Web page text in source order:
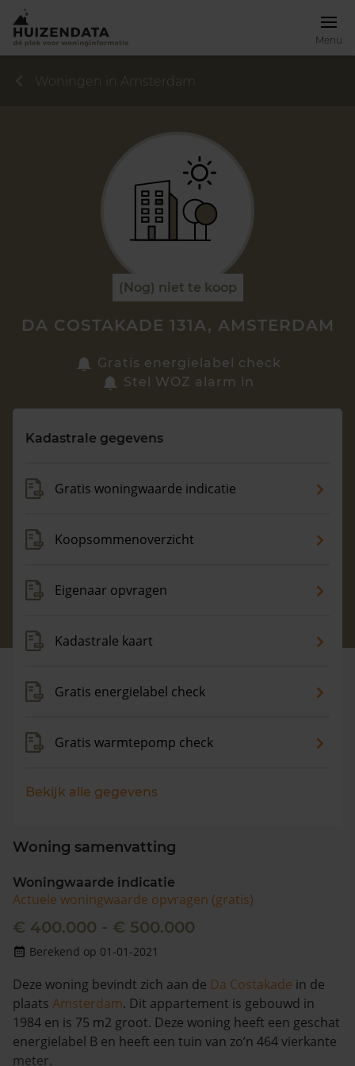
Menu
Zoek een woning
Maandag t/m vrijdag - 08:00 -18:00
Woningen in Amsterdam
(Nog) niet te koop
DA COSTAKADE 131A, AMSTERDAM
Gratis energielabel check
Stel WOZ alarm in
Kadastrale gegevens
Gratis woningwaarde indicatie
Koopsommenoverzicht
Eigenaar opvragen
Kadastrale kaart
Gratis energielabel check
Gratis warmtepomp check
Bekijk alle gegevens
Woning samenvatting
Woningwaarde indicatie
Actuele woningwaarde opvragen (gratis)
€ 400.000 - € 500.000
Berekend op 01-01-2021
Deze woning bevindt zich aan de Da Costakade in de
plaats Amsterdam. Dit appartement is gebouwd in
1984 en is 75 m2 groot. Deze woning heeft een geschat
energielabel B en heeft een tuin van zo’n 464 vierkante
meter.